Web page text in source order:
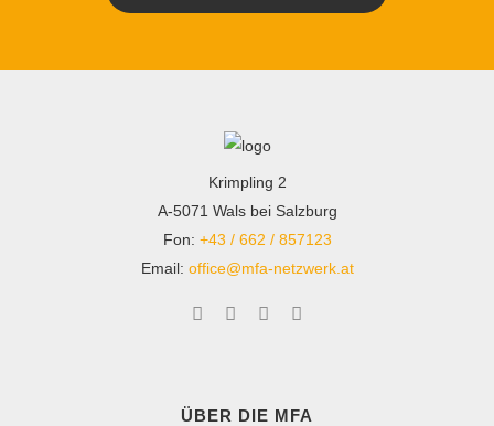
Krimpling 2
A-5071 Wals bei Salzburg
Fon: +43 / 662 / 857123
Email: office@mfa-netzwerk.at
ÜBER DIE MFA